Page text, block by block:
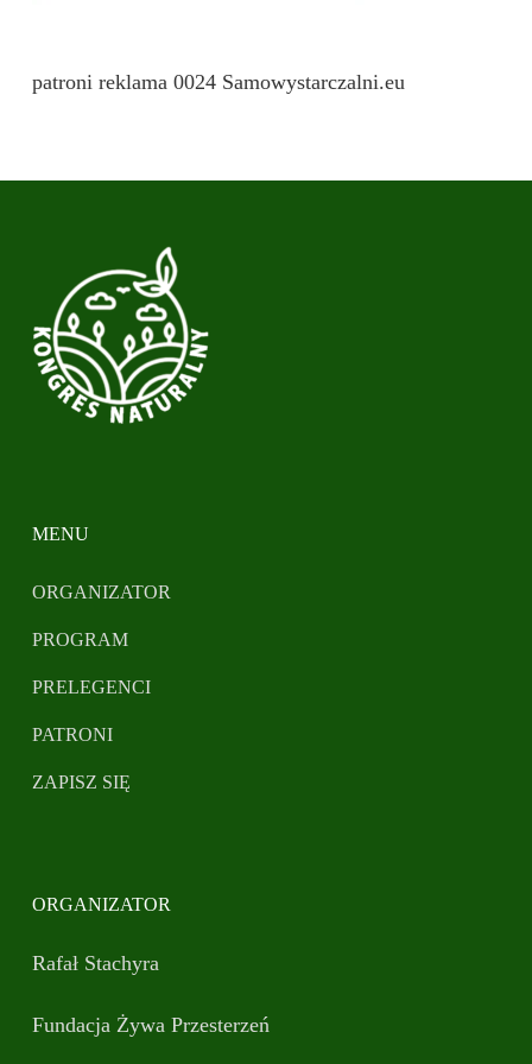
patroni reklama 0024 Samowystarczalni.eu
MENU
ORGANIZATOR
PROGRAM
PRELEGENCI
PATRONI
ZAPISZ SIĘ
ORGANIZATOR
Rafał Stachyra
Fundacja Żywa Przesterzeń